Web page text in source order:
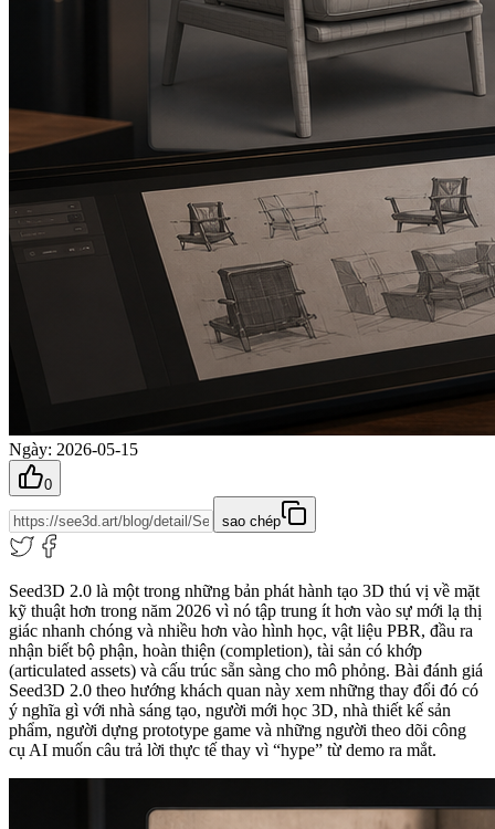
Ngày: 2026-05-15
0
sao chép
Seed3D 2.0 là một trong những bản phát hành tạo 3D thú vị về mặt
kỹ thuật hơn trong năm 2026 vì nó tập trung ít hơn vào sự mới lạ thị
giác nhanh chóng và nhiều hơn vào hình học, vật liệu PBR, đầu ra
nhận biết bộ phận, hoàn thiện (completion), tài sản có khớp
(articulated assets) và cấu trúc sẵn sàng cho mô phỏng. Bài đánh giá
Seed3D 2.0 theo hướng khách quan này xem những thay đổi đó có
ý nghĩa gì với nhà sáng tạo, người mới học 3D, nhà thiết kế sản
phẩm, người dựng prototype game và những người theo dõi công
cụ AI muốn câu trả lời thực tế thay vì “hype” từ demo ra mắt.